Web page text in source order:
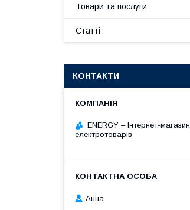
Товари та послуги
Статті
КОНТАКТИ
ENERGY – Інтернет-магазин
електротоварів
Анна